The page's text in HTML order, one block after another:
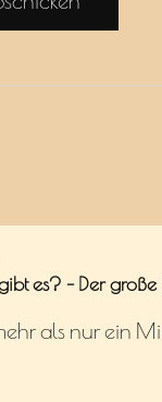
es? – Der
als nur ein